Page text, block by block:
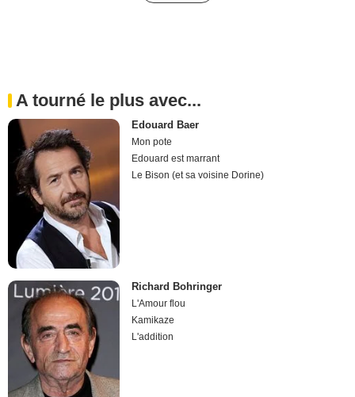
A tourné le plus avec...
Edouard Baer
Mon pote
Edouard est marrant
Le Bison (et sa voisine Dorine)
Richard Bohringer
L'Amour flou
Kamikaze
L'addition